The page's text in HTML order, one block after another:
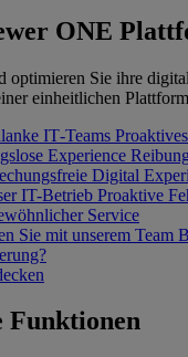
ONE
optimieren Sie ihre
einheitlichen
IT‐Teams
Experience
Digital
IT-Betrieb Proaktive
Service
Sie mit unserem Team
Funktionen